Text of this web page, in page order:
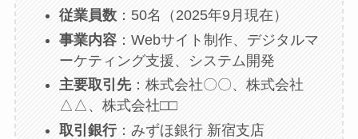
従業員数：50名（2025年9月現在）
事業内容：Webサイト制作、デジタルマ
ーケティング支援、システム開発
主要取引先：株式会社〇〇、株式会社
△△、株式会社□□
取引銀行：みずほ銀行 新宿支店